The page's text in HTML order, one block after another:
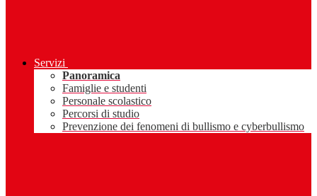
Servizi
Panoramica
Famiglie e studenti
Personale scolastico
Percorsi di studio
Prevenzione dei fenomeni di bullismo e cyberbullismo